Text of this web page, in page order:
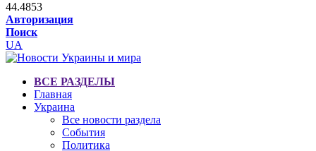
44.4853
Авторизация
Поиск
UA
ВСЕ РАЗДЕЛЫ
Главная
Украина
Все новости раздела
События
Политика